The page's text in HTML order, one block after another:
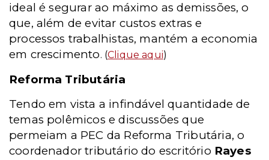
ideal é segurar ao máximo as demissões, o
que, além de evitar custos extras e
processos trabalhistas, mantém a economia
em crescimento. (Clique aqui)
Reforma Tributária
Tendo em vista a infindável quantidade de
temas polêmicos e discussões que
permeiam a PEC da Reforma Tributária, o
coordenador tributário do escritório Rayes